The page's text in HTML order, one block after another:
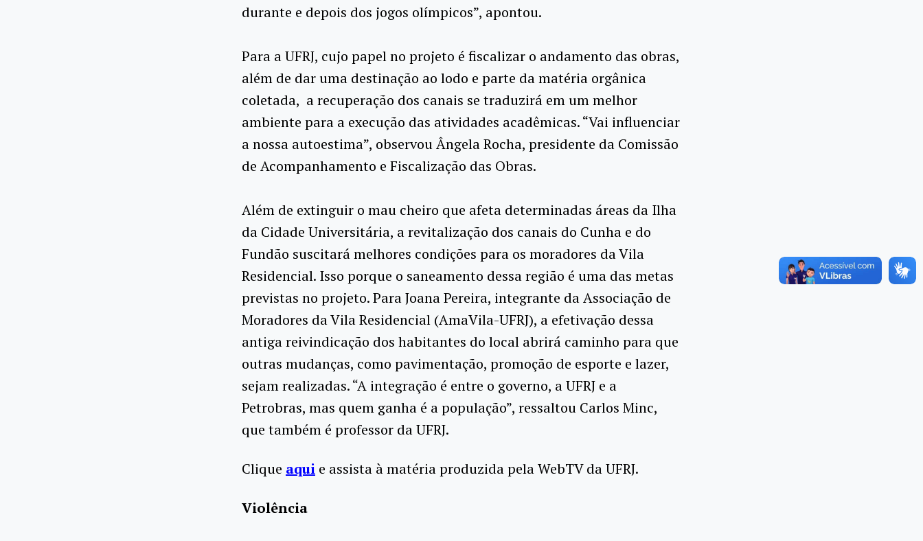
durante e depois dos jogos olímpicos”, apontou.
Para a UFRJ, cujo papel no projeto é fiscalizar o andamento das obras,
além de dar uma destinação ao lodo e parte da matéria orgânica
coletada, a recuperação dos canais se traduzirá em um melhor
ambiente para a execução das atividades acadêmicas. “Vai influenciar
a nossa autoestima”, observou Ângela Rocha, presidente da Comissão
de Acompanhamento e Fiscalização das Obras.
Além de extinguir o mau cheiro que afeta determinadas áreas da Ilha
da Cidade Universitária, a revitalização dos canais do Cunha e do
Fundão suscitará melhores condições para os moradores da Vila
Residencial. Isso porque o saneamento dessa região é uma das metas
previstas no projeto. Para Joana Pereira, integrante da Associação de
Moradores da Vila Residencial (AmaVila-UFRJ), a efetivação dessa
antiga reivindicação dos habitantes do local abrirá caminho para que
outras mudanças, como pavimentação, promoção de esporte e lazer,
sejam realizadas. “A integração é entre o governo, a UFRJ e a
Petrobras, mas quem ganha é a população”, ressaltou Carlos Minc,
que também é professor da UFRJ.
Clique aqui e assista à matéria produzida pela WebTV da UFRJ.
Violência